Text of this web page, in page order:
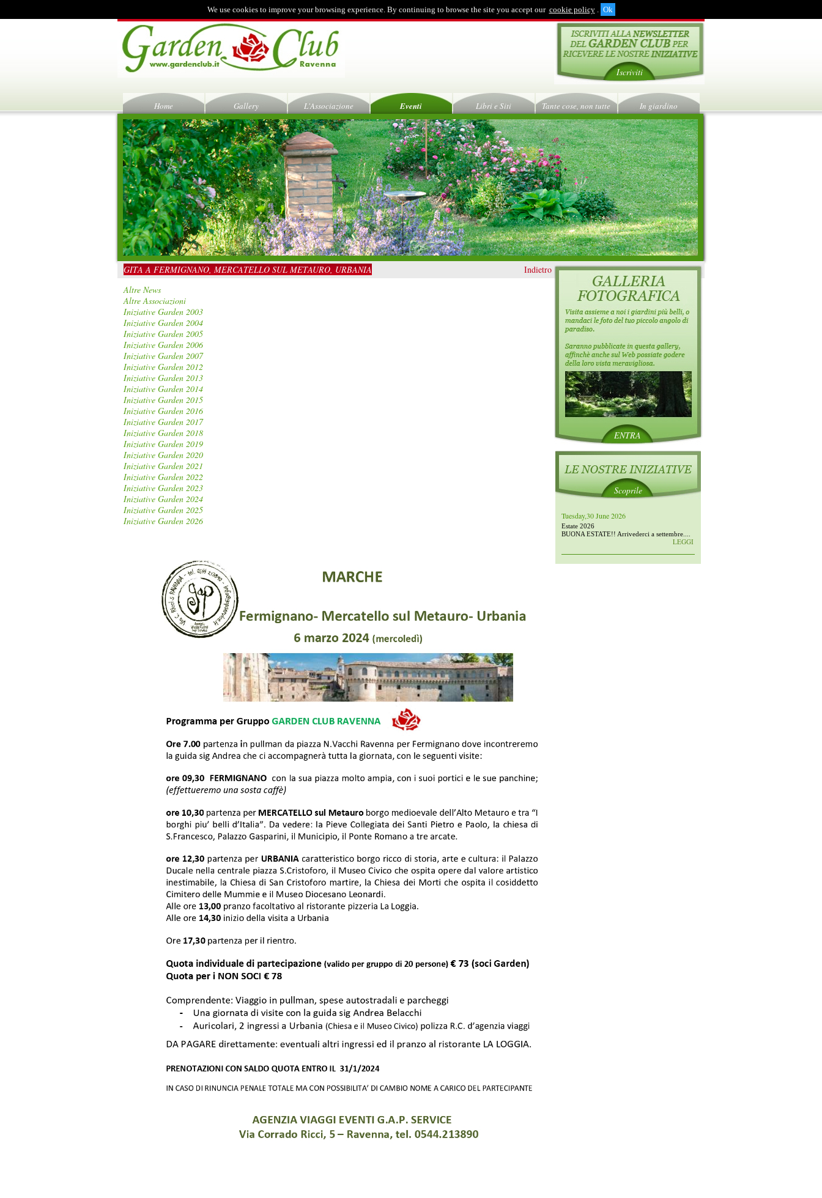
We use cookies to improve your browsing experience. By continuing to browse the site you accept our cookie policy .
Iscriviti
Home Gallery L'Associazione Eventi Libri e Siti Tante cose, non tutte In giardino
GITA A FERMIGNANO, MERCATELLO SUL METAURO, URBANIA
Indietro
Altre News
Altre Associazioni
Iniziative Garden 2003
Iniziative Garden 2004
Iniziative Garden 2005
Iniziative Garden 2006
Iniziative Garden 2007
Iniziative Garden 2012
Iniziative Garden 2013
Iniziative Garden 2014
Iniziative Garden 2015
Iniziative Garden 2016
Iniziative Garden 2017
Iniziative Garden 2018
Iniziative Garden 2019
Iniziative Garden 2020
Iniziative Garden 2021
Iniziative Garden 2022
Iniziative Garden 2023
Iniziative Garden 2024
Iniziative Garden 2025
Iniziative Garden 2026
ENTRA
Scoprile
Tuesday,30 June 2026
Estate 2026
BUONA ESTATE!! Arrivederci a settembre....
LEGGI